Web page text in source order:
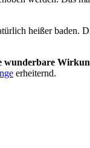
heißer baden.
wunderbare
erheiternd.